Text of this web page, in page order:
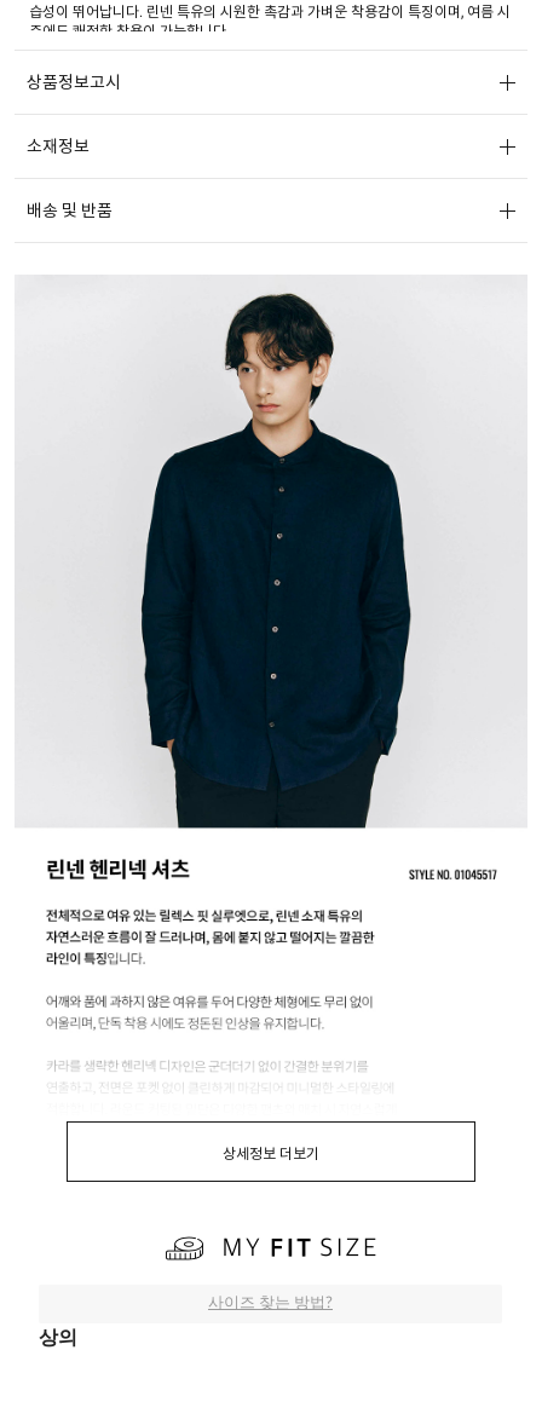
습성이 뛰어납니다. 린넨 특유의 시원한 촉감과 가벼운 착용감이 특징이며, 여름 시
즌에도 쾌적한 착용이 가능합니다.
가먼트 워시와 소프트너 가공을 거쳐 표면감은 부드럽고 유연하게 마감되었으며,
다.
로서 감도 높은 컬러웨이를 완성했습니다.
상품정보고시
소재정보
배송 및 반품
상세정보 더보기